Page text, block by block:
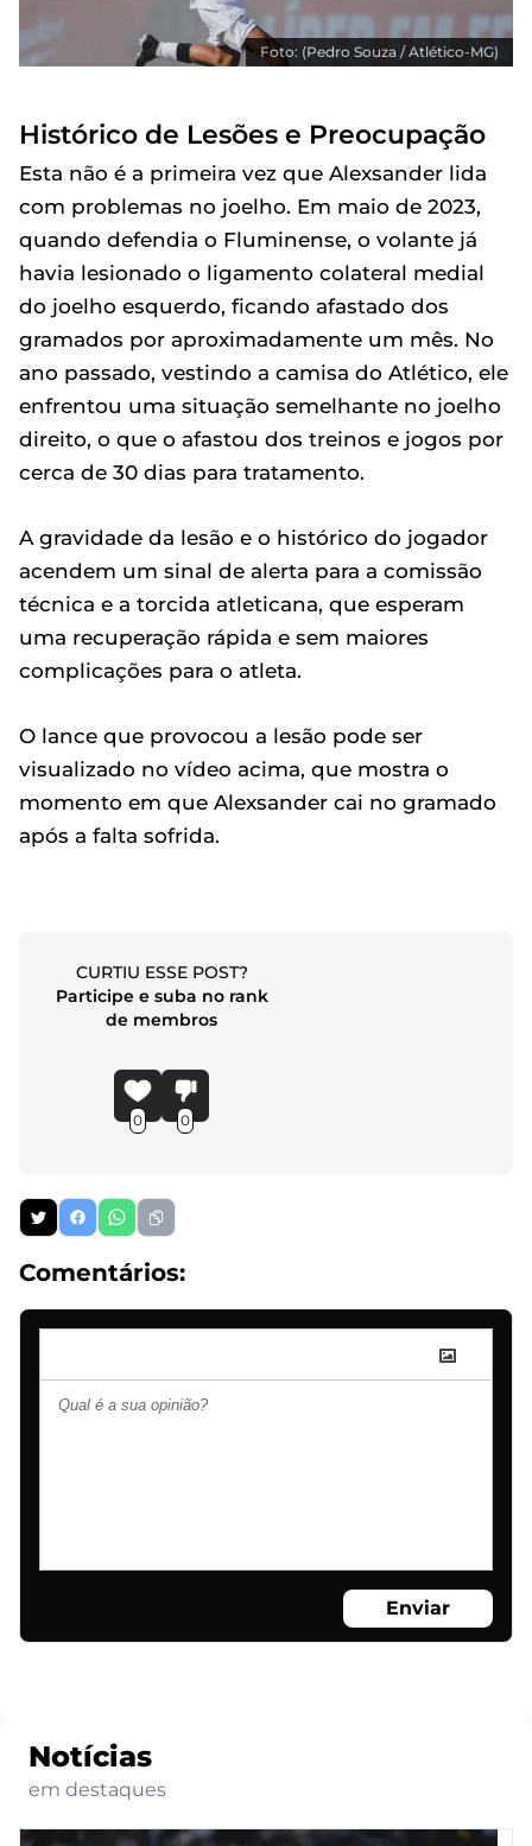
Foto: (Pedro Souza / Atlético-MG)
Histórico de Lesões e Preocupação
Esta não é a primeira vez que Alexsander lida
com problemas no joelho. Em maio de 2023,
quando defendia o Fluminense, o volante já
havia lesionado o ligamento colateral medial
do joelho esquerdo, ficando afastado dos
gramados por aproximadamente um mês. No
ano passado, vestindo a camisa do Atlético, ele
enfrentou uma situação semelhante no joelho
direito, o que o afastou dos treinos e jogos por
cerca de 30 dias para tratamento.
A gravidade da lesão e o histórico do jogador
acendem um sinal de alerta para a comissão
técnica e a torcida atleticana, que esperam
uma recuperação rápida e sem maiores
complicações para o atleta.
O lance que provocou a lesão pode ser
visualizado no vídeo acima, que mostra o
momento em que Alexsander cai no gramado
após a falta sofrida.
CURTIU ESSE POST?
Participe e suba no rank
de membros
0 0
Comentários:
Enviar
Notícias
em destaques